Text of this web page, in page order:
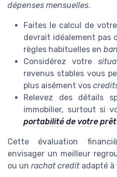
dépenses mensuelles.
Faites le calcul de votre
devrait idéalement pas
règles habituelles en
Considérez votre
revenus stables vous
plus aisément vos
Relevez des détails
immobilier, surtout si
portabilité de votre prêt
Cette évaluation
envisager un meilleur
ou un rachat creditadapté à